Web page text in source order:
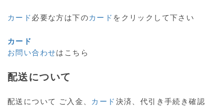
カード 必要な方は下のカード をクリックして下さい
カード
お問い合わせはこちら
配送について
配送について ご入金、 カード 決済、代引き手続き確認